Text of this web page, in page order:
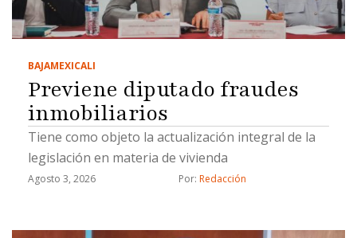
BAJAMEXICALI
Previene diputado fraudes
inmobiliarios
Tiene como objeto la actualización integral de la
legislación en materia de vivienda
Agosto 3, 2026 Por: Redacción